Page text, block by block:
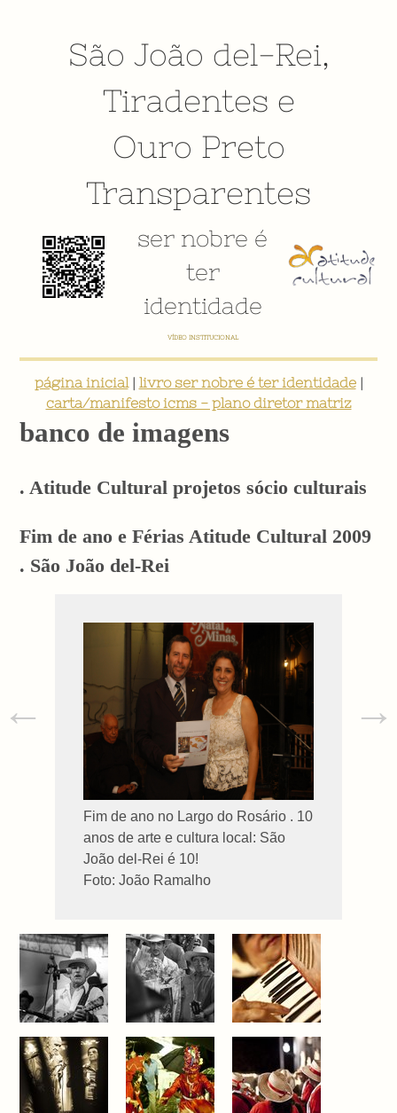
São João del-Rei,
Tiradentes e
Ouro Preto
Transparentes
ser nobre é
ter
identidade
VÍDEO INSTITUCIONAL
página inicial| livro ser nobre é ter identidade|
carta/manifesto icms - plano diretor matriz
banco de imagens
. Atitude Cultural projetos sócio culturais
Fim de ano e Férias Atitude Cultural 2009
. São João del-Rei
Fim de ano no Largo do Rosário . 10
anos de arte e cultura local: São
João del-Rei é 10!
Foto: João Ramalho
← →